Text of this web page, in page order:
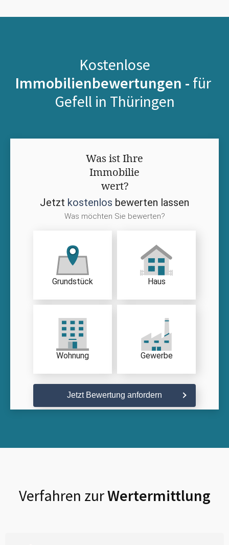
Kostenlose
Immobilienbewertungen - für
Gefell in Thüringen
Was ist Ihre
Immobilie
wert?
Jetzt kostenlos bewerten lassen
Was möchten Sie bewerten?
Grundstück Haus
Wohnung Gewerbe
Jetzt Bewertung anfordern
Verfahren zurWertermittlung